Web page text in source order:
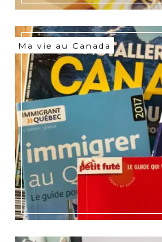
Ma vie au Canada